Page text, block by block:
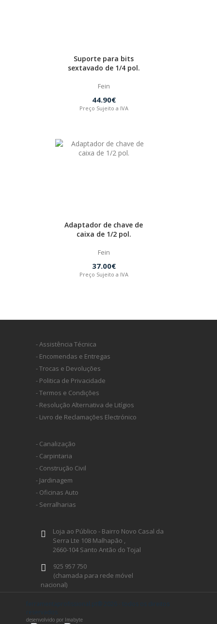
Suporte para bits
sextavado de 1/4 pol.
Fein
44.90€
Preço Sujeito a IVA
Adaptador de chave de
caixa de 1/2 pol.
Fein
37.00€
Preço Sujeito a IVA
- Assistência Técnica
- Encomendas e Entregas
- Trocas e Devoluções
- Politica de Privacidade
- Termos e Condições
- Resolução Alternativa de Litígios
- Livro de Reclamações Electrónico
- Canalização
- Carpintaria
- Construção Civil
- Jardinagem
- Oficinas Auto
- Serralharias
Loja ao Público - Bairro Novo Casal da
Serra Lte 108 Malhapão ,
2660-104 Santo Antão do Tojal
925 957 750
(chamada para rede móvel
nacional)
geral@ferramentaprofissional.pt
ferramentaprofissional.pt® 2026 - todos os direitos
reservados
desenvolvido por Imabyte